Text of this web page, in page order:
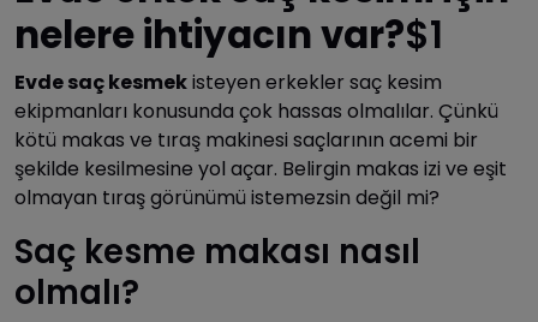
nelere ihtiyacın var?$1
Evde saç kesmekisteyen erkekler saç kesim
ekipmanları konusunda çok hassas olmalılar. Çünkü
kötü makas ve tıraş makinesi saçlarının acemi bir
şekilde kesilmesine yol açar. Belirgin makas izi ve eşit
olmayan tıraş görünümü istemezsin değil mi?
Saç kesme makası nasıl
olmalı?